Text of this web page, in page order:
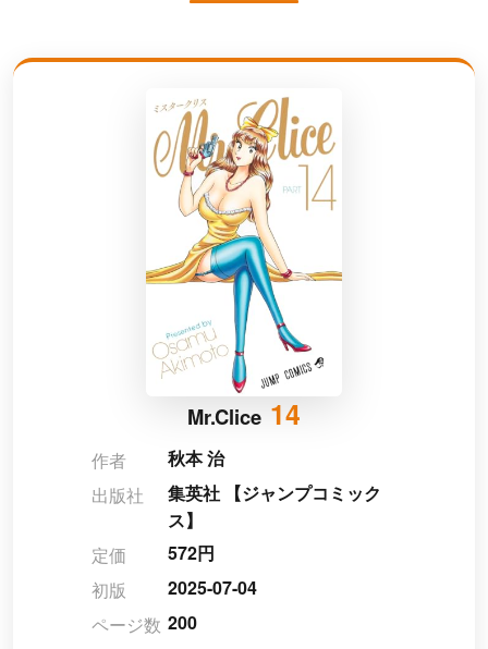
Mr.Clice 14
作者
秋本 治
出版社
集英社 【ジャンプコミック
ス】
定価
572円
初版
2025-07-04
ページ数 200